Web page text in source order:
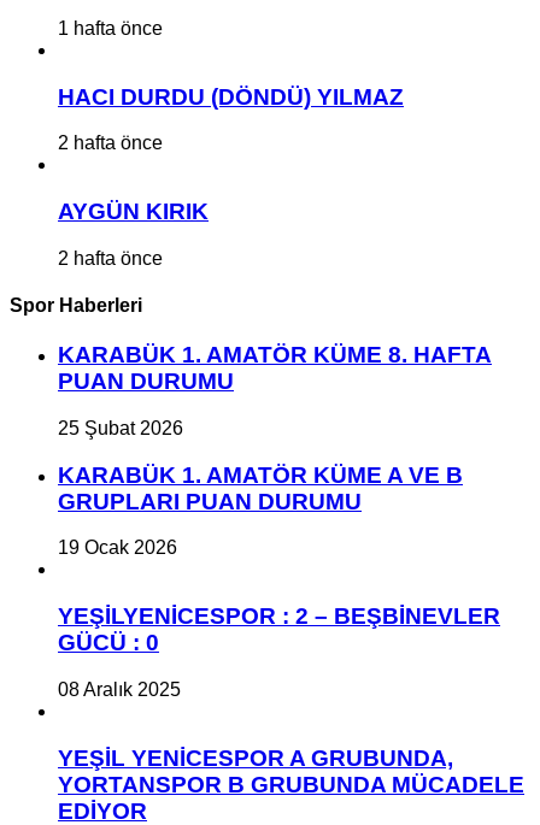
1 hafta önce
HACI DURDU (DÖNDÜ) YILMAZ
2 hafta önce
AYGÜN KIRIK
2 hafta önce
Spor Haberleri
KARABÜK 1. AMATÖR KÜME 8. HAFTA
PUAN DURUMU
25 Şubat 2026
KARABÜK 1. AMATÖR KÜME A VE B
GRUPLARI PUAN DURUMU
19 Ocak 2026
YEŞİLYENİCESPOR : 2 – BEŞBİNEVLER
GÜCÜ : 0
08 Aralık 2025
YEŞİL YENİCESPOR A GRUBUNDA,
YORTANSPOR B GRUBUNDA MÜCADELE
EDİYOR